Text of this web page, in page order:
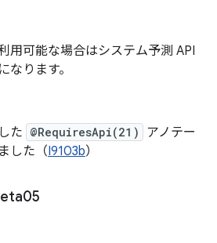
用可能な場合はシステム予測 API
なります。
た @RequiresApi(21)
アノテー
した（I9103b）